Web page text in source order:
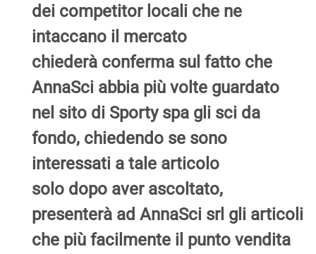
dei competitor locali che ne
intaccano il mercato
chiederà conferma sul fatto che
AnnaSci abbia più volte guardato
nel sito di Sporty spa gli sci da
fondo, chiedendo se sono
interessati a tale articolo
solo dopo aver ascoltato,
presenterà ad AnnaSci srl gli articoli
che più facilmente il punto vendita